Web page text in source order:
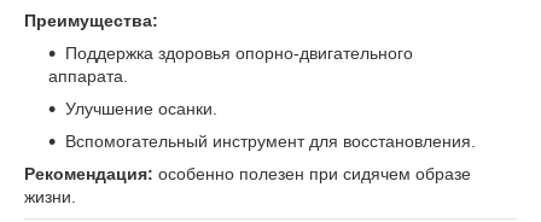
Преимущества:
Поддержка здоровья опорно-двигательного
аппарата.
Улучшение осанки.
Вспомогательный инструмент для восстановления.
Рекомендация: особенно полезен при сидячем образе
жизни.